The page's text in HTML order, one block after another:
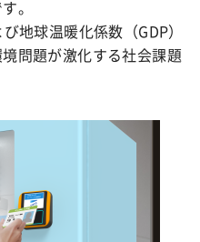
。
地球温暖化係数（GDP）
問題が激化する社会課題